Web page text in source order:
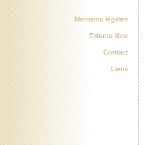
Mentions légales
Tribune libre
Contact
Liens